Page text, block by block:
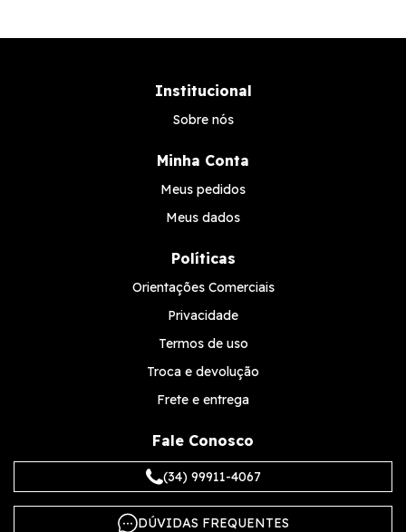
Institucional
Sobre nós
Minha Conta
Meus pedidos
Meus dados
Políticas
Orientações Comerciais
Privacidade
Termos de uso
Troca e devolução
Frete e entrega
Fale Conosco
(34) 99911-4067
DÚVIDAS FREQUENTES